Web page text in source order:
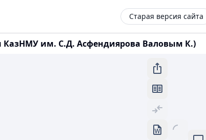
Старая версия сайта
КазНМУ им. С.Д. Асфендиярова Валовым К.)